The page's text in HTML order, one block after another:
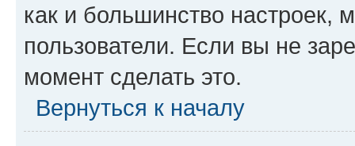
как и большинство настроек,
пользователи. Если вы не
момент сделать это.
Вернуться к началу